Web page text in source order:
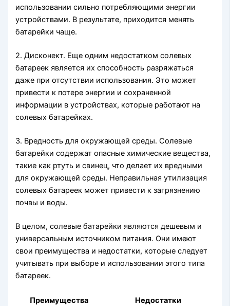
использовании сильно потребляющими энергии
устройствами. В результате, приходится менять
батарейки чаще.
2. Дисконект. Еще одним недостатком солевых
батареек является их способность разряжаться
даже при отсутствии использования. Это может
привести к потере энергии и сохраненной
информации в устройствах, которые работают на
солевых батарейках.
3. Вредность для окружающей среды. Солевые
батарейки содержат опасные химические вещества,
такие как ртуть и свинец, что делает их вредными
для окружающей среды. Неправильная утилизация
солевых батареек может привести к загрязнению
почвы и воды.
В целом, солевые батарейки являются дешевым и
универсальным источником питания. Они имеют
свои преимущества и недостатки, которые следует
учитывать при выборе и использовании этого типа
батареек.
Преимущества
Недостатки